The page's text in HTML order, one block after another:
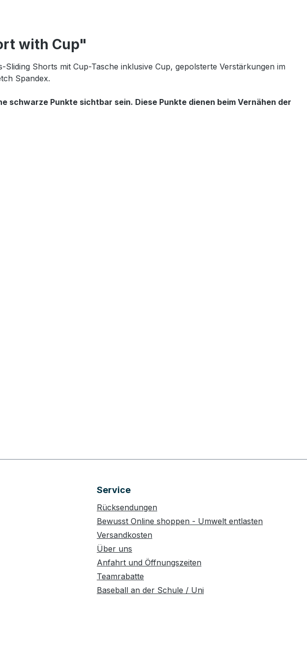
with Cup"
Shorts mit Cup-Tasche inklusive Cup, gepolsterte Verstärkungen im
Spandex.
Punkte sichtbar sein. Diese Punkte dienen beim Vernähen der
Service
Rücksendungen
Bewusst Online shoppen - Umwelt entlasten
Versandkosten
Über uns
Anfahrt und Öffnungszeiten
Teamrabatte
Baseball an der Schule / Uni